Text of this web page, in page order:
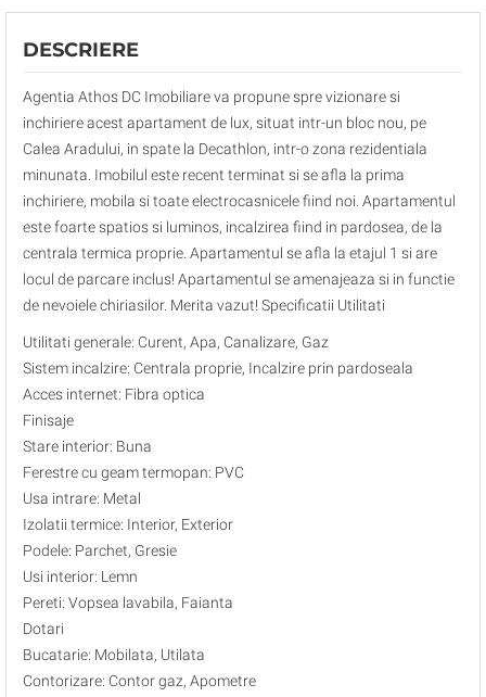
DESCRIERE
Agentia Athos DC Imobiliare va propune spre vizionare si
inchiriere acest apartament de lux, situat intr-un bloc nou, pe
Calea Aradului, in spate la Decathlon, intr-o zona rezidentiala
minunata. Imobilul este recent terminat si se afla la prima
inchiriere, mobila si toate electrocasnicele fiind noi. Apartamentul
este foarte spatios si luminos, incalzirea fiind in pardosea, de la
centrala termica proprie. Apartamentul se afla la etajul 1 si are
locul de parcare inclus! Apartamentul se amenajeaza si in functie
de nevoiele chiriasilor. Merita vazut! Specificatii Utilitati
Utilitati generale: Curent, Apa, Canalizare, Gaz
Sistem incalzire: Centrala proprie, Incalzire prin pardoseala
Acces internet: Fibra optica
Finisaje
Stare interior: Buna
Ferestre cu geam termopan: PVC
Usa intrare: Metal
Izolatii termice: Interior, Exterior
Podele: Parchet, Gresie
Usi interior: Lemn
Pereti: Vopsea lavabila, Faianta
Dotari
Bucatarie: Mobilata, Utilata
Contorizare: Contor gaz, Apometre